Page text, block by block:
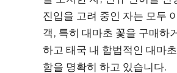
진입을 고려 중인 자는 모두
객, 특히 대마초 꽃을 구매하
하고 태국 내 합법적인 대마
함을 명확히 하고 있습니다.